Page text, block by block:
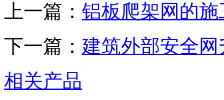
上一篇： 铝板爬架网的施
下一篇： 建筑外部安全
相关产品